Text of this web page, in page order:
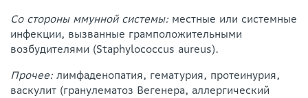
Со стороны ммунной системы: местные или системные
инфекции, вызванные грамположительными
возбудителями (Staphylococcus aureus).
Прочее: лимфаденопатия, гематурия, протеинурия,
васкулит (гранулематоз Вегенера, аллергический